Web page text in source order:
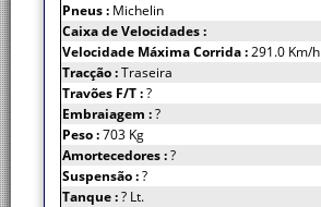
Pneus : Michelin
Caixa de Velocidades :
Velocidade Máxima Corrida :291.0 Km/h
Tracção :Traseira
Travões F/T :?
Embraiagem :?
Peso :703 Kg
Amortecedores :?
Suspensão :?
Tanque :? Lt.